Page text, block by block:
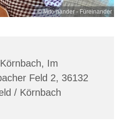
© Miteinander - Füreinander
Im
Feld 2, 36132
/ Körnbach